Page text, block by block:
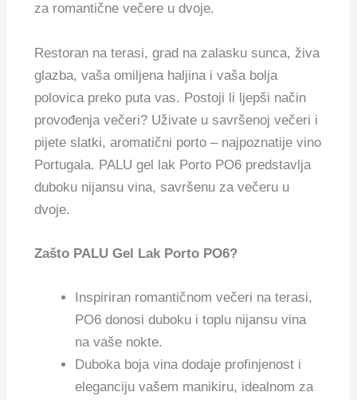
za romantične večere u dvoje.
Restoran na terasi, grad na zalasku sunca, živa
glazba, vaša omiljena haljina i vaša bolja
polovica preko puta vas. Postoji li ljepši način
provođenja večeri? Uživate u savršenoj večeri i
pijete slatki, aromatični porto ‒ najpoznatije vino
Portugala. PALU gel lak Porto PO6 predstavlja
duboku nijansu vina, savršenu za večeru u
dvoje.
Zašto PALU Gel Lak Porto PO6?
Inspiriran romantičnom večeri na terasi,
PO6 donosi duboku i toplu nijansu vina
na vaše nokte.
Duboka boja vina dodaje profinjenost i
eleganciju vašem manikiru, idealnom za